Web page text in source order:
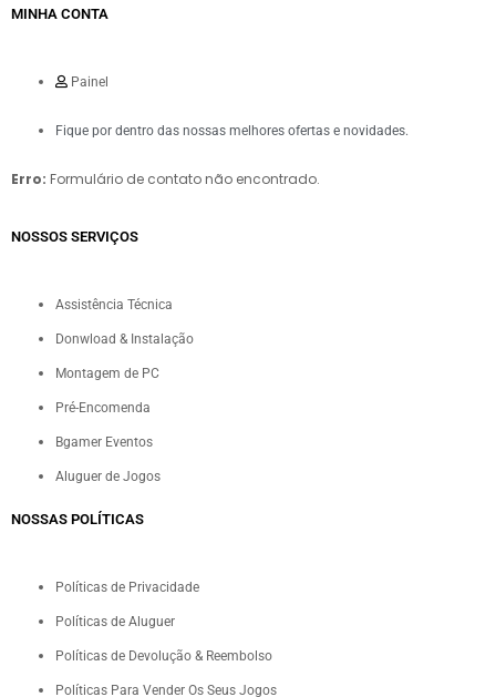
MINHA CONTA
Painel
Fique por dentro das nossas melhores ofertas e novidades.
Erro: Formulário de contato não encontrado.
NOSSOS SERVIÇOS​
Assistência Técnica
Donwload & Instalação
Montagem de PC
Pré-Encomenda
Bgamer Eventos
Aluguer de Jogos
NOSSAS POLÍTICAS
Políticas de Privacidade
Políticas de Aluguer
Políticas de Devolução & Reembolso
Políticas Para Vender Os Seus Jogos